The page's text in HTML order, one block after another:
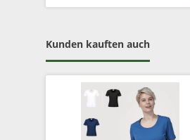
Kunden kauften auch